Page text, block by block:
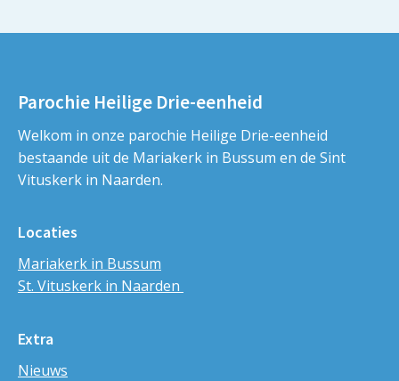
Parochie Heilige Drie-eenheid
Welkom in onze parochie Heilige Drie-eenheid
bestaande uit de Mariakerk in Bussum en de Sint
Vituskerk in Naarden.
Locaties
Mariakerk in Bussum
St. Vituskerk in Naarden
Extra
Nieuws